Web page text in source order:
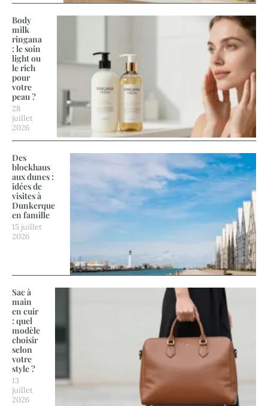
Body
milk
ringana
: le soin
light ou
le rich
pour
votre
peau ?
28
juillet
2026
Des
blockhaus
aux dunes :
idées de
visites à
Dunkerque
en famille
15 juillet
2026
Sac à
main
en cuir
: quel
modèle
choisir
selon
votre
style ?
13
juillet
2026